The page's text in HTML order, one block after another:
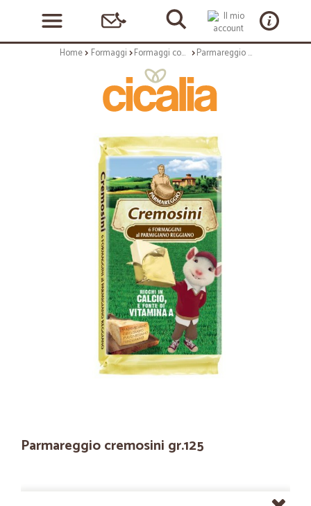
Home Formaggi Formaggi confezionati Parmareggio cremosini gr.125
Parmareggio cremosini gr.125